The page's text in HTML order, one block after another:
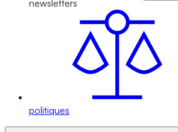
newsletters
politiques